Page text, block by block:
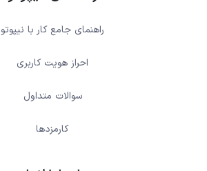
راهنمای جامع کار با نیپوتو
احراز هویت کاربری
سوالات متداول
کارمزدها